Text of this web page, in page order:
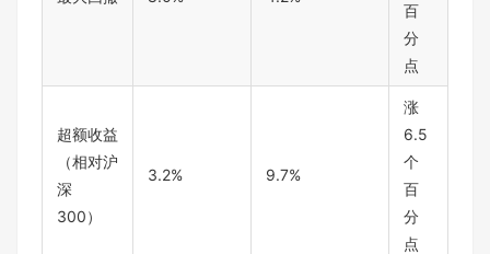
百
分
点
超额收益
（相对沪
深
300）
3.2% 9.7%
涨
6.5
个
百
分
点